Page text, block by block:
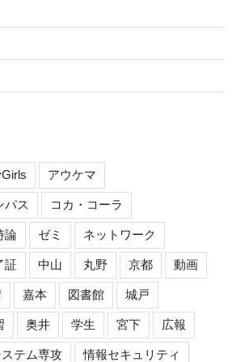
アウケマ
パス コカ・コーラ
論 ゼミ ネットワーク
証 中山 丸野 京都 動画
嘉本 図書館 城戸
奥井 学生 宮下 広報
テム専攻 情報セキュリティ